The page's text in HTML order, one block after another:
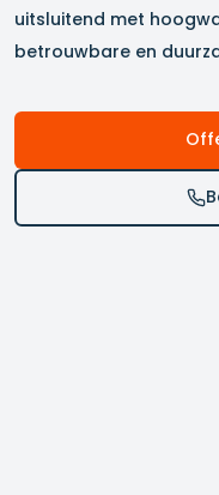
uitsluitend met
betrouwbare en